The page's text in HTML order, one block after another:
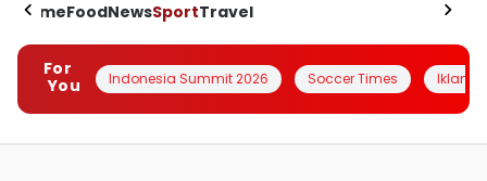
HomeFoodNewsSportTravel
For
You
Indonesia Summit 2026 Soccer Times Iklanin